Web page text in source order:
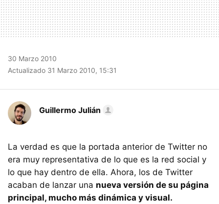
30 Marzo 2010
Actualizado 31 Marzo 2010, 15:31
Guillermo Julián
La verdad es que la portada anterior de Twitter no
era muy representativa de lo que es la red social y
lo que hay dentro de ella. Ahora, los de Twitter
acaban de lanzar una nueva versión de su página
principal, mucho más dinámica y visual.